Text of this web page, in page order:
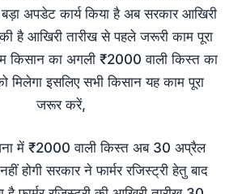
अपडेट कार्य किया है अब सरकार आखिरी
है आखिरी तारीख से पहले जरूरी काम पूरा
किसान का अगली ₹2000 वाली किस्त का
मिलेगा इसलिए सभी किसान यह काम पूरा
जरूर करें,
में ₹2000 वाली किस्त अब 30 अप्रैल
होगी सरकार ने फार्मर रजिस्ट्री हेतु बाद